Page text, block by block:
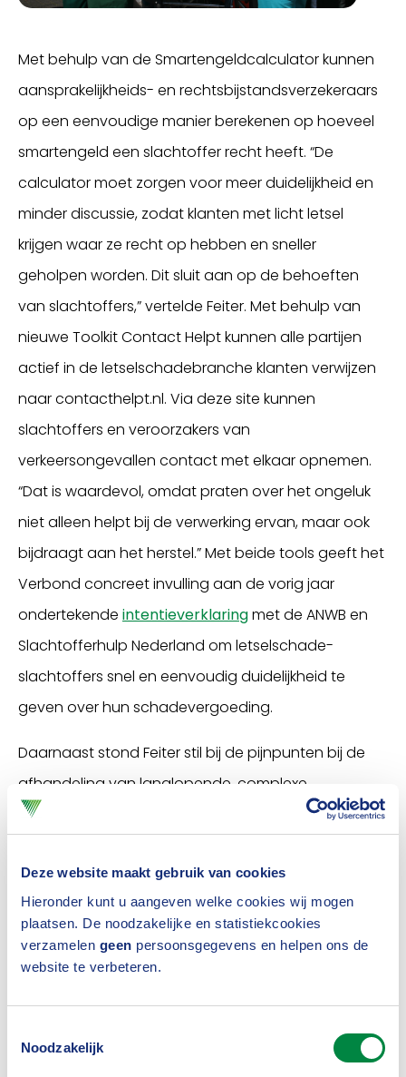
Deze website maakt gebruik van cookies
Hieronder kunt u aangeven welke cookies wij mogen
plaatsen. De noodzakelijke en statistiekcookies
verzamelen geen persoonsgegevens en helpen ons de
website te verbeteren.
Noodzakelijk
Met behulp van de Smartengeldcalculator kunnen
aansprakelijkheids- en rechtsbijstandsverzekeraars
op een eenvoudige manier berekenen op hoeveel
smartengeld een slachtoffer recht heeft. “De
calculator moet zorgen voor meer duidelijkheid en
minder discussie, zodat klanten met licht letsel
krijgen waar ze recht op hebben en sneller
geholpen worden. Dit sluit aan op de behoeften
van slachtoffers,” vertelde Feiter. Met behulp van
nieuwe Toolkit Contact Helpt kunnen alle partijen
actief in de letselschadebranche klanten verwijzen
naar contacthelpt.nl. Via deze site kunnen
slachtoffers en veroorzakers van
verkeersongevallen contact met elkaar opnemen.
“Dat is waardevol, omdat praten over het ongeluk
niet alleen helpt bij de verwerking ervan, maar ook
bijdraagt aan het herstel.” Met beide tools geeft het
Verbond concreet invulling aan de vorig jaar
ondertekende intentieverklaringmet de ANWB en
Slachtofferhulp Nederland om letselschade-
slachtoffers snel en eenvoudig duidelijkheid te
geven over hun schadevergoeding.
Daarnaast stond Feiter stil bij de pijnpunten bij de
afhandeling van langlopende, complexe
letselschades: de processen zijn veel te veel
slachtoffer er te ver vanaf. Met alle gevolgen van
dien. “Dit moet echt anders”, stelt Feiter. “We moeten
op zoek naar een betere balans tussen emotionele
en financiële compensatie. Dus genoegdoening én
compensatie die slachtoffers in staat stelt hun